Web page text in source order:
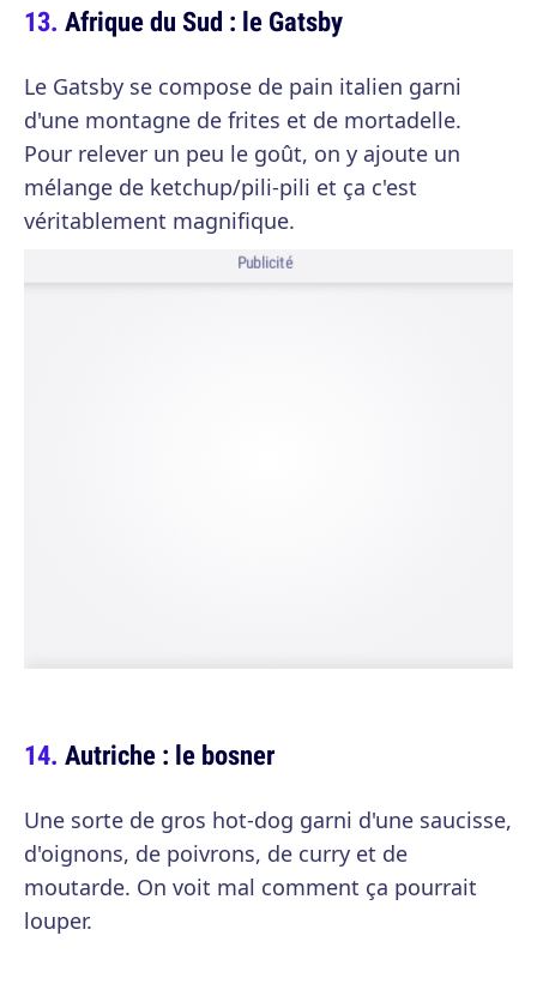
Afrique du Sud : le Gatsby
Le Gatsby se compose de pain italien garni
d'une montagne de frites et de mortadelle.
Pour relever un peu le goût, on y ajoute un
mélange de ketchup/pili-pili et ça c'est
véritablement magnifique.
Publicité
Autriche : le bosner
Une sorte de gros hot-dog garni d'une saucisse,
d'oignons, de poivrons, de curry et de
moutarde. On voit mal comment ça pourrait
louper.